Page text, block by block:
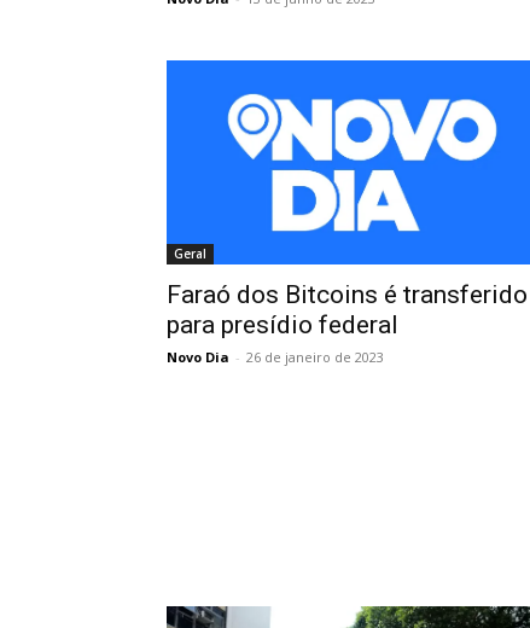
Geral
Faraó dos Bitcoins é transferido
para presídio federal
Novo Dia - 26 de janeiro de 2023